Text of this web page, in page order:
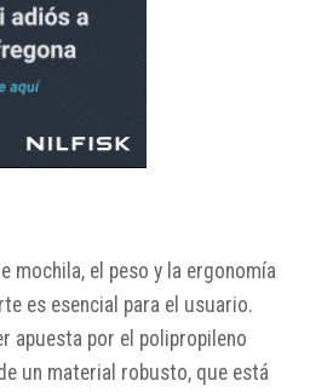
mochila, el peso y la ergonomía
es esencial para el usuario.
apuesta por el polipropileno
un material robusto, que está